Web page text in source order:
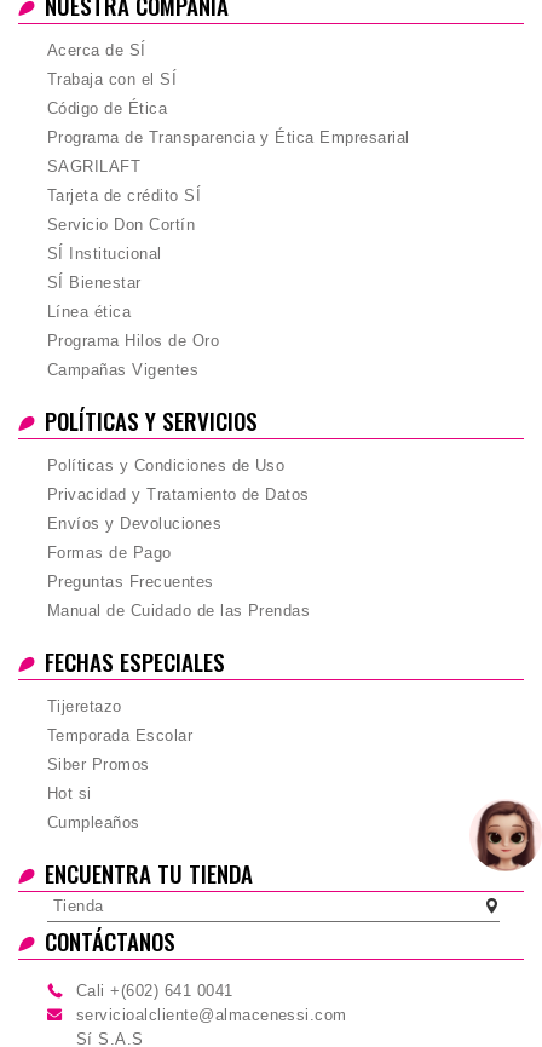
Acerca de SÍ
Trabaja con el SÍ
Código de Ética
Programa de Transparencia y Ética Empresarial
SAGRILAFT
Tarjeta de crédito SÍ
Servicio Don Cortín
SÍ Institucional
SÍ Bienestar
Línea ética
Programa Hilos de Oro
Campañas Vigentes
POLÍTICAS Y SERVICIOS
Políticas y Condiciones de Uso
Privacidad y Tratamiento de Datos
Envíos y Devoluciones
Formas de Pago
Preguntas Frecuentes
Manual de Cuidado de las Prendas
FECHAS ESPECIALES
Tijeretazo
Temporada Escolar
Siber Promos
Hot si
Cumpleaños
ENCUENTRA TU TIENDA
Tienda
CONTÁCTANOS
Cali +(602) 641 0041
servicioalcliente@almacenessi.com
Sí S.A.S